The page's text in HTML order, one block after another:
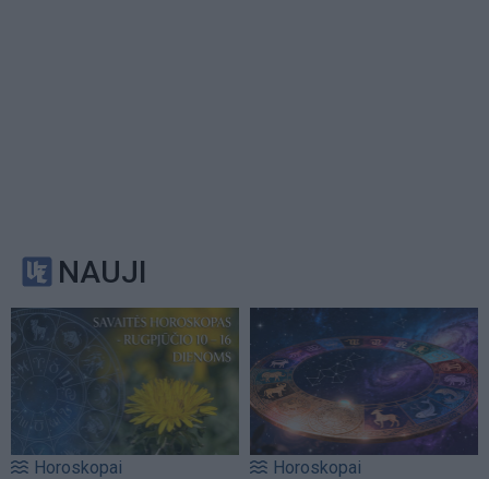
NAUJI
Horoskopai Horoskopai